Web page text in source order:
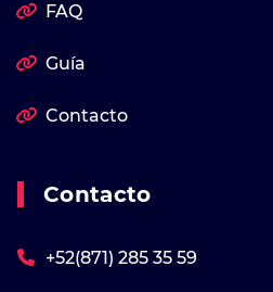
FAQ
Guía
Contacto
Contacto
+52(871) 285 35 59